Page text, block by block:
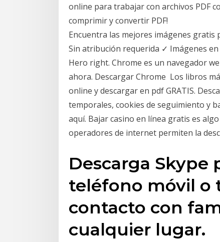
online para trabajar con archivos PDF
comprimir y convertir PDF!
Encuentra las mejores imágenes
Sin atribución requerida ✓ Imágenes en
Hero right. Chrome es un navegador
ahora. Descargar Chrome Los libros
online y descargar en pdf GRATIS.
temporales, cookies de seguimiento y
aquí. Bajar casino en línea gratis es
operadores de internet permiten la
Descarga Skype
teléfono móvil o
contacto con
cualquier lugar.